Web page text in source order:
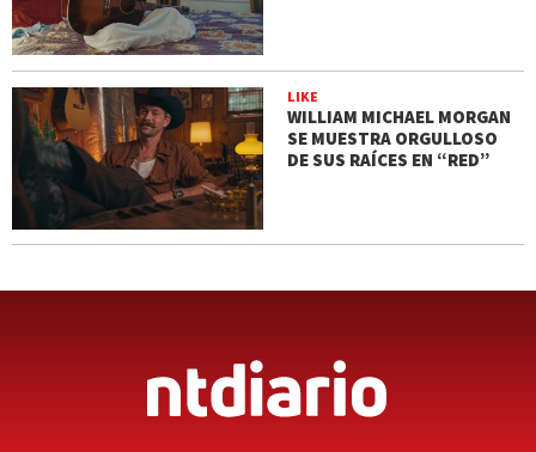
LIKE
WILLIAM MICHAEL MORGAN
SE MUESTRA ORGULLOSO
DE SUS RAÍCES EN “RED”